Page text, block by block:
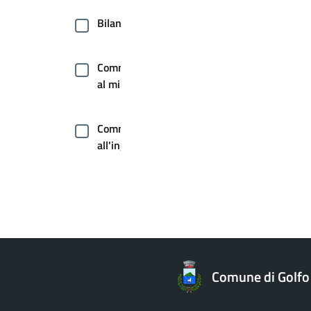
Bilancio
Commercio
al minuto
Commercio
all'ingrosso
Comune di